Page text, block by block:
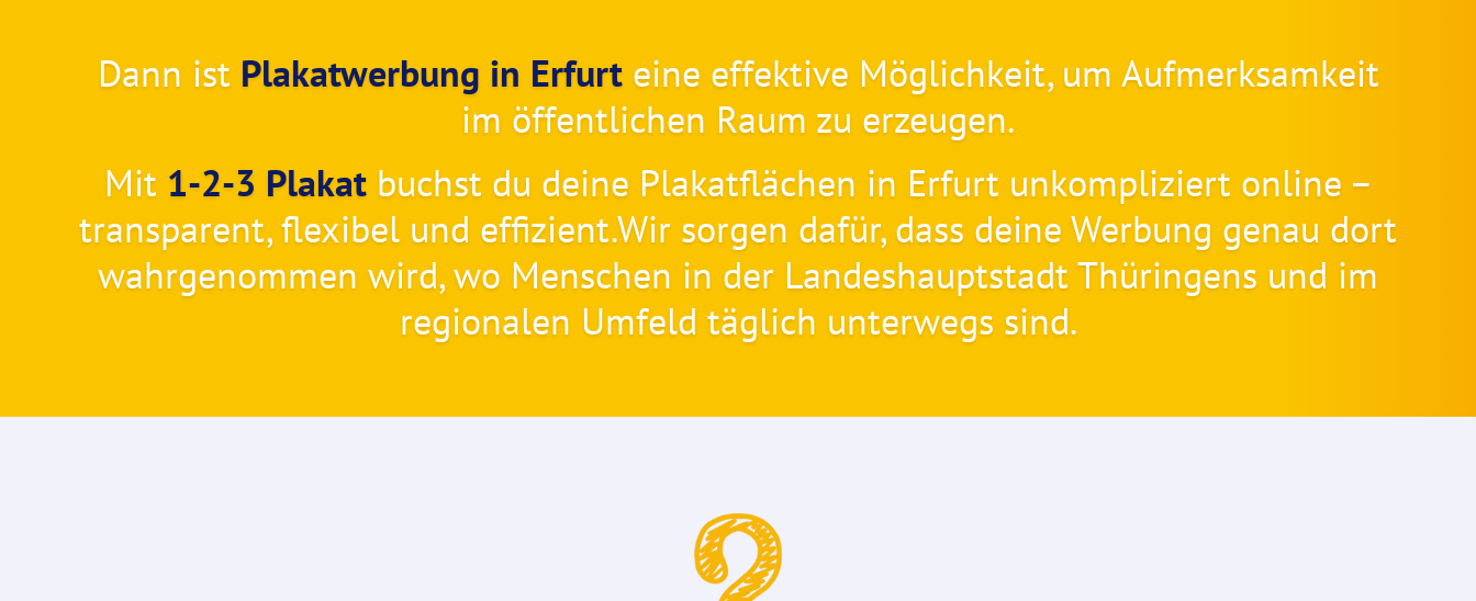
Dann ist Plakatwerbung in Erfurteine effektive Möglichkeit, um Aufmerksamkeit
im öffentlichen Raum zu erzeugen.
Mit 1-2-3 Plakatbuchst du deine Plakatflächen in Erfurt unkompliziert online –
transparent, flexibel und effizient.Wir sorgen dafür, dass deine Werbung genau dort
wahrgenommen wird, wo Menschen in der Landeshauptstadt Thüringens und im
regionalen Umfeld täglich unterwegs sind.